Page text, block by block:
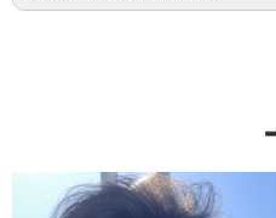
【半日】西表島超經典！
和我一起在平常絕對體驗